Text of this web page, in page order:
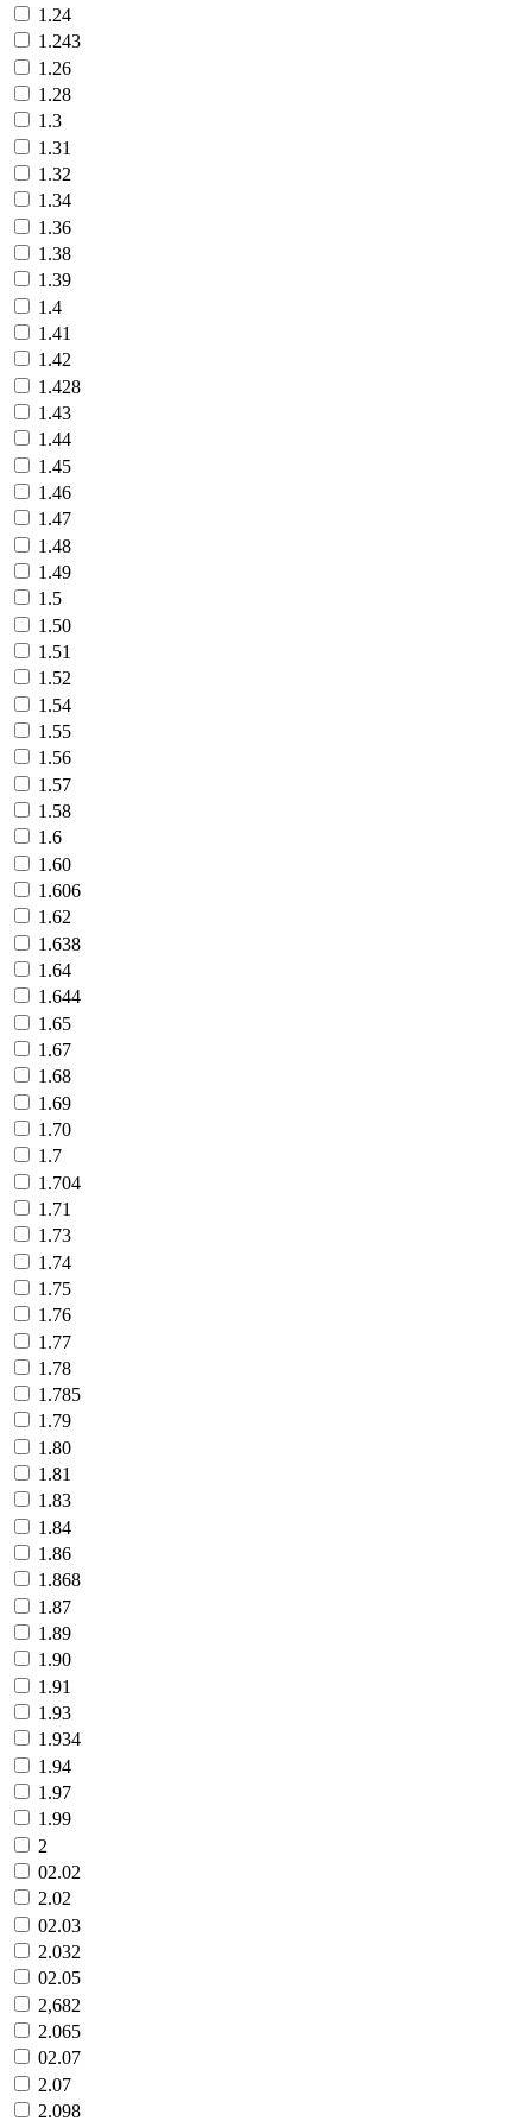
1.24
1.243
1.26
1.28
1.3
1.31
1.32
1.34
1.36
1.38
1.39
1.4
1.41
1.42
1.428
1.43
1.44
1.45
1.46
1.47
1.48
1.49
1.5
1.50
1.51
1.52
1.54
1.55
1.56
1.57
1.58
1.6
1.60
1.606
1.62
1.638
1.64
1.644
1.65
1.67
1.68
1.69
1.70
1.7
1.704
1.71
1.73
1.74
1.75
1.76
1.77
1.78
1.785
1.79
1.80
1.81
1.83
1.84
1.86
1.868
1.87
1.89
1.90
1.91
1.93
1.934
1.94
1.97
1.99
2
02.02
2.02
02.03
2.032
02.05
2,682
2.065
02.07
2.07
2.098